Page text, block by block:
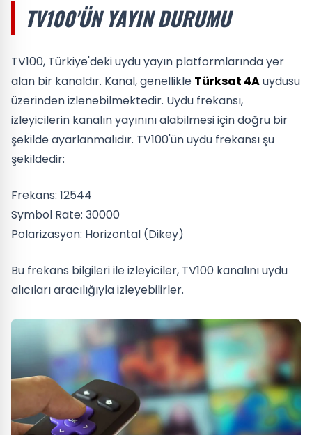
TV100'ÜN YAYIN DURUMU
TV100, Türkiye'deki uydu yayın platformlarında yer
alan bir kanaldır. Kanal, genellikle Türksat 4Auydusu
üzerinden izlenebilmektedir. Uydu frekansı,
izleyicilerin kanalın yayınını alabilmesi için doğru bir
şekilde ayarlanmalıdır. TV100'ün uydu frekansı şu
şekildedir:
Frekans: 12544
Symbol Rate: 30000
Polarizasyon: Horizontal (Dikey)
Bu frekans bilgileri ile izleyiciler, TV100 kanalını uydu
alıcıları aracılığıyla izleyebilirler.